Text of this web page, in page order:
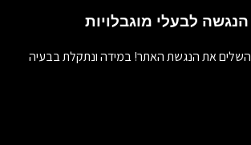
לבעלי מוגבלויות
את הנגשת האתר! במידה ונתקלת בבעיה